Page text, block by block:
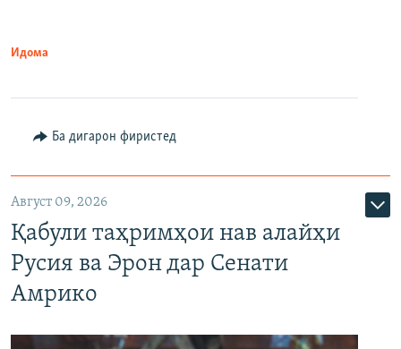
Идома
Ба дигарон фиристед
Август 09, 2026
Қабули таҳримҳои нав алайҳи
Русия ва Эрон дар Сенати
Амрико